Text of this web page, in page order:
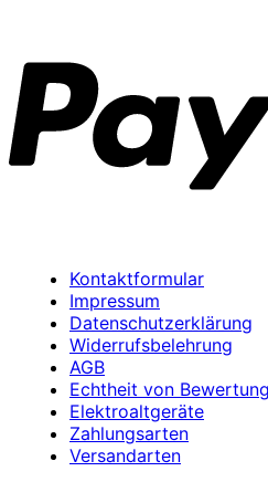
Kontaktformular
Impressum
Datenschutzerklärung
Widerrufsbelehrung
AGB
Echtheit von
Elektroaltgeräte
Zahlungsarten
Versandarten